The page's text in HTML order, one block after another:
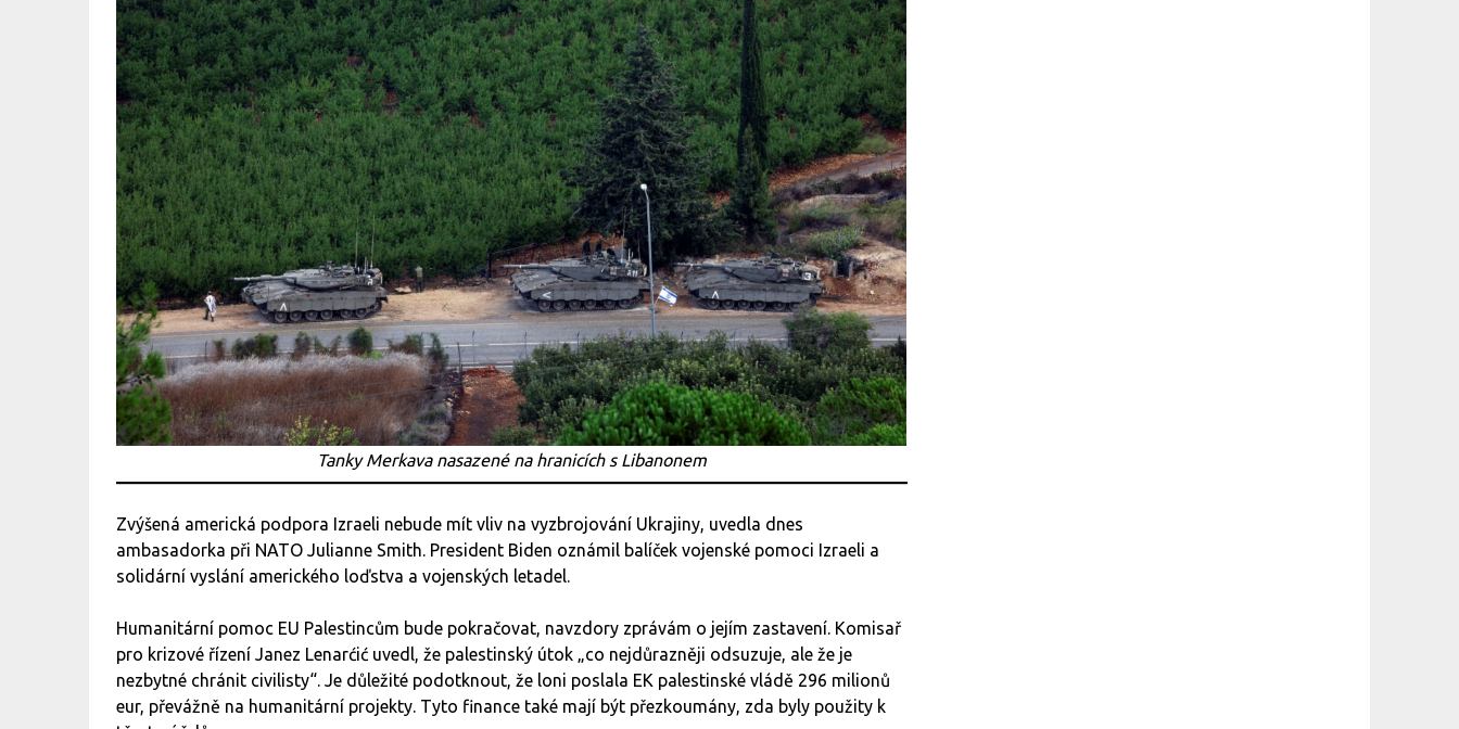
Tanky Merkava nasazené na hranicích s Libanonem
Zvýšená americká podpora Izraeli nebude mít vliv na vyzbrojování Ukrajiny, uvedla dnes
ambasadorka při NATO Julianne Smith. President Biden oznámil balíček vojenské pomoci Izraeli a
solidární vyslání amerického loďstva a vojenských letadel.
Humanitární pomoc EU Palestincům bude pokračovat, navzdory zprávám o jejím zastavení. Komisař
pro krizové řízení Janez Lenarćić uvedl, že palestinský útok „co nejdůrazněji odsuzuje, ale že je
nezbytné chránit civilisty“. Je důležité podotknout, že loni poslala EK palestinské vládě 296 milionů
eur, převážně na humanitární projekty. Tyto finance také mají být přezkoumány, zda byly použity k